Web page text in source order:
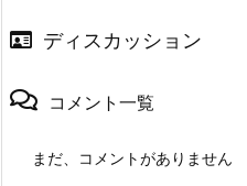
ディスカッション
コメント一覧
まだ、コメントがありません